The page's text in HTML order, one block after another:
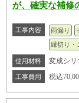
が、確実な補修
工事内容 雨漏り
縁切り・
使用材料 変成シリ
工事費用 税込